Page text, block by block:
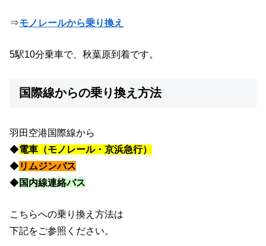
⇒モノレールから乗り換え
5駅10分乗車で、秋葉原到着です。
国際線からの乗り換え方法
羽田空港国際線から
◆電車（モノレール・京浜急行）
◆リムジンバス
◆国内線連絡バス
こちらへの乗り換え方法は
下記をご参照ください。